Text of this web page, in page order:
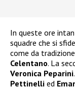
In queste ore
squadre che si
come da
Celentano. La
Veronica Peparini
Pettinelli ed